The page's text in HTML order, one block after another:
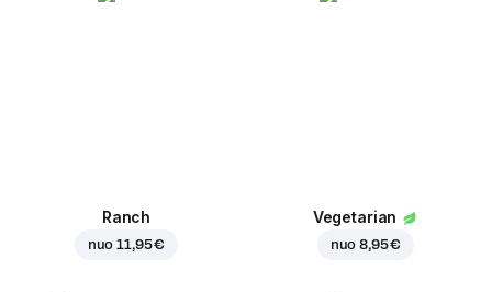
Ranch
nuo11,95 €
Vegetarian
nuo8,95 €